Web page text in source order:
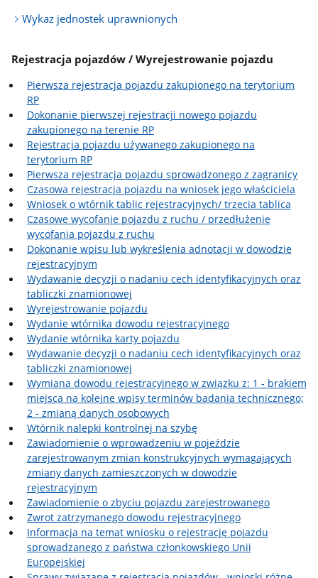
Wykaz jednostek uprawnionych
Rejestracja pojazdów / Wyrejestrowanie pojazdu
Pierwsza rejestracja pojazdu zakupionego na terytorium
RP
Dokonanie pierwszej rejestracji nowego pojazdu
zakupionego na terenie RP
Rejestracja pojazdu używanego zakupionego na
terytorium RP
Pierwsza rejestracja pojazdu sprowadzonego z zagranicy
Czasowa rejestracja pojazdu na wniosek jego właściciela
Wniosek o wtórnik tablic rejestracyjnych/ trzecia tablica
Czasowe wycofanie pojazdu z ruchu / przedłużenie
wycofania pojazdu z ruchu
Dokonanie wpisu lub wykreślenia adnotacji w dowodzie
rejestracyjnym
Wydawanie decyzji o nadaniu cech identyfikacyjnych oraz
tabliczki znamionowej
Wyrejestrowanie pojazdu
Wydanie wtórnika dowodu rejestracyjnego
Wydanie wtórnika karty pojazdu
Wydawanie decyzji o nadaniu cech identyfikacyjnych oraz
tabliczki znamionowej
Wymiana dowodu rejestracyjnego w związku z: 1 - brakiem
miejsca na kolejne wpisy terminów badania technicznego;
2 - zmianą danych osobowych
Wtórnik nalepki kontrolnej na szybę
Zawiadomienie o wprowadzeniu w pojeździe
zarejestrowanym zmian konstrukcyjnych wymagających
zmiany danych zamieszczonych w dowodzie
rejestracyjnym
Zawiadomienie o zbyciu pojazdu zarejestrowanego
Zwrot zatrzymanego dowodu rejestracyjnego
Informacja na temat wniosku o rejestrację pojazdu
sprowadzanego z państwa członkowskiego Unii
Europejskiej